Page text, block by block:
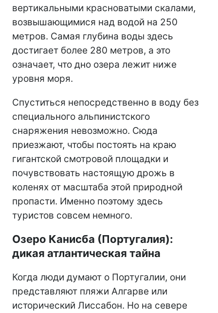
вертикальными красноватыми скалами,
возвышающимися над водой на 250
метров. Самая глубина воды здесь
достигает более 280 метров, а это
означает, что дно озера лежит ниже
уровня моря.
Спуститься непосредственно в воду без
специального альпинистского
снаряжения невозможно. Сюда
приезжают, чтобы постоять на краю
гигантской смотровой площадки и
почувствовать настоящую дрожь в
коленях от масштаба этой природной
пропасти. Именно поэтому здесь
туристов совсем немного.
Озеро Канисба (Португалия):
дикая атлантическая тайна
Когда люди думают о Португалии, они
представляют пляжи Алгарве или
исторический Лиссабон. Но на севере